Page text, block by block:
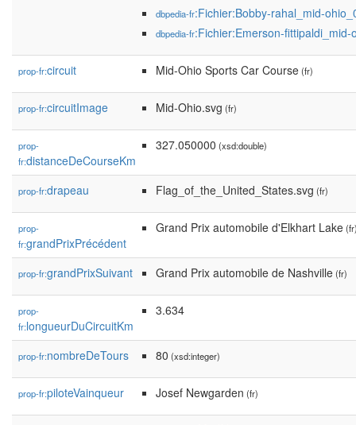
dbpedia-fr:Fichier:Bobby-rahal_mid-
dbpedia-fr:Fichier:Emerson-fittipaldi_mid-
prop-fr:circuit Mid-Ohio Sports Car Course(fr)
prop-fr:circuitImage Mid-Ohio.svg (fr)
prop-
fr:distanceDeCourseKm
327.050000 (xsd:double)
prop-fr:drapeau Flag_of_the_United_States.svg (fr)
prop-
fr:grandPrixPrécédent
Grand Prix automobile d'Elkhart Lake
prop-fr:grandPrixSuivant Grand Prix automobile de Nashville(fr)
prop-
fr:longueurDuCircuitKm
3.634
prop-fr:nombreDeTours 80 (xsd:integer)
prop-fr:piloteVainqueur Josef Newgarden (fr)